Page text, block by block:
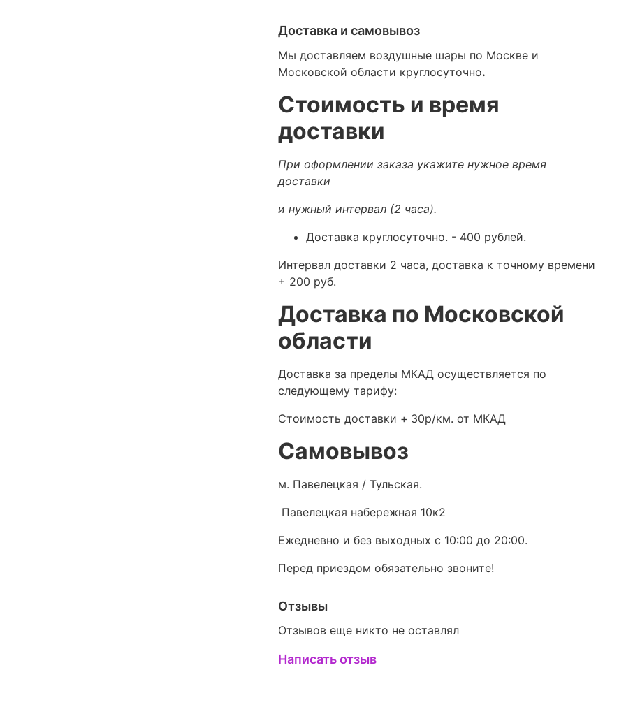
Доставка и самовывоз
Мы доставляем воздушные шары по Москве и
Московской области круглосуточно.
Стоимость и время
доставки
При оформлении заказа укажите нужное время
доставки
и нужный интервал (2 часа).
Доставка круглосуточно. - 400 рублей.
Интервал доставки 2 часа, доставка к точному времени
+ 200 руб.
Доставка по Московской
области
Доставка за пределы МКАД осуществляется по
следующему тарифу:
Стоимость доставки + 30р/км. от МКАД
Самовывоз
м. Павелецкая / Тульская.
Павелецкая набережная 10к2
Ежедневно и без выходных с 10:00 до 20:00.
Перед приездом обязательно звоните!
Отзывы
Отзывов еще никто не оставлял
Написать отзыв